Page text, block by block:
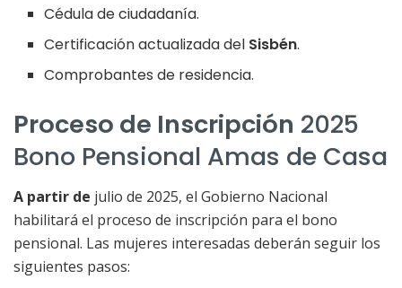
Cédula de ciudadanía.
Certificación actualizada del Sisbén.
Comprobantes de residencia.
Proceso de Inscripción 2025
Bono Pensional Amas de Casa
A partir de julio de 2025, el Gobierno Nacional
habilitará el proceso de inscripción para el bono
pensional. Las mujeres interesadas deberán seguir los
siguientes pasos: